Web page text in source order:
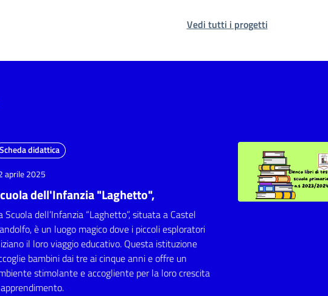
Vedi tutti i progetti
Scheda didattica
aprile 2025
dell'Infanzia "Laghetto",
Scuola dell’Infanzia “Laghetto”, situata a Castel
è un luogo magico dove i piccoli esploratori
il loro viaggio educativo. Questa istituzione
bambini dai tre ai cinque anni e offre un
stimolante e accogliente per la loro crescita